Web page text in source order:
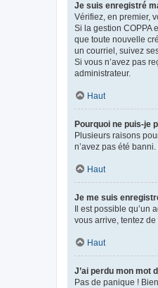
Je suis enregistré
Vérifiez, en premier,
Si la gestion COPPA
que toute nouvelle
un courriel, suivez
Si vous n’avez pas
administrateur.
Haut
Pourquoi ne puis-je
Plusieurs raisons
n’avez pas été
Haut
Je me suis
Il est possible
vous arrive, tentez
Haut
J’ai perdu mon mot
Pas de panique !